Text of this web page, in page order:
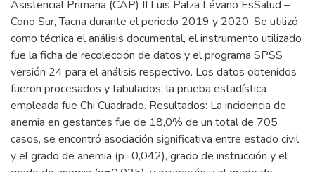
Asistencial Primaria (CAP) II Luis Palza Lévano EsSalud –
Cono Sur, Tacna durante el periodo 2019 y 2020. Se utilizó
como técnica el análisis documental, el instrumento utilizado
fue la ficha de recolección de datos y el programa SPSS
versión 24 para el análisis respectivo. Los datos obtenidos
fueron procesados y tabulados, la prueba estadística
empleada fue Chi Cuadrado. Resultados: La incidencia de
anemia en gestantes fue de 18,0% de un total de 705
casos, se encontró asociación significativa entre estado civil
y el grado de anemia (p=0,042), grado de instrucción y el